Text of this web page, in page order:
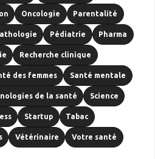
Oncologie Parentalité
Pédiatrie Pharma
Recherche clinique
des femmes Santé mentale
de la santé Science
Startup Tabac
Vétérinaire Votre santé